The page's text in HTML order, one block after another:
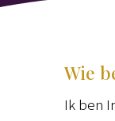
Wie
Ik ben